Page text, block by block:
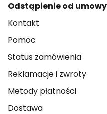
Odstąpienie od umowy
Kontakt
Pomoc
Status zamówienia
Reklamacje i zwroty
Metody płatności
Dostawa